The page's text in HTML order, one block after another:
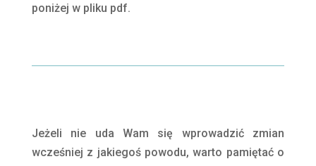
poniżej w pliku pdf.
Jeżeli nie uda Wam się wprowadzić zmian
wcześniej z jakiegoś powodu, warto pamiętać o